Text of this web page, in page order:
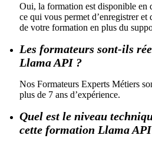
Oui, la formation est disponible en
ce qui vous permet d’enregistrer
de votre formation en plus du
Les formateurs sont-ils
Llama API ?
Nos Formateurs Experts Métiers
plus de 7 ans d’expérience.
Quel est le niveau
cette formation Llama API